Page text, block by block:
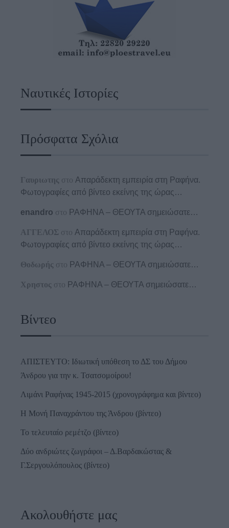
Ναυτικές Ιστορίες
Πρόσφατα Σχόλια
Γαυριωτης στο Απαράδεκτη εμπειρία στη Ραφήνα.
Φωτογραφίες από βίντεο εκείνης της ώρας…
enandro στο ΡΑΦΗΝΑ – ΘΕΟΥΤΑ σημειώσατε…
ΑΓΓΕΛΟΣ στο Απαράδεκτη εμπειρία στη Ραφήνα.
Φωτογραφίες από βίντεο εκείνης της ώρας…
Θοδωρής στο ΡΑΦΗΝΑ – ΘΕΟΥΤΑ σημειώσατε…
Χρηστος στο ΡΑΦΗΝΑ – ΘΕΟΥΤΑ σημειώσατε…
Βίντεο
ΑΠΙΣΤΕΥΤΟ: Ιδιωτική υπόθεση το ΔΣ του Δήμου
Άνδρου για την κ. Τσατσομοίρου!
Λιμάνι Ραφήνας 1945-2015 (χρονογράφημα και βίντεο)
Η Μονή Παναχράντου της Άνδρου (βίντεο)
Το τελευταίο ρεμέτζο (βίντεο)
Δύο ανδριώτες ζωγράφοι – Δ.Βαρδακώστας &
Γ.Σεργουλόπουλος (βίντεο)
Ακολουθήστε μας